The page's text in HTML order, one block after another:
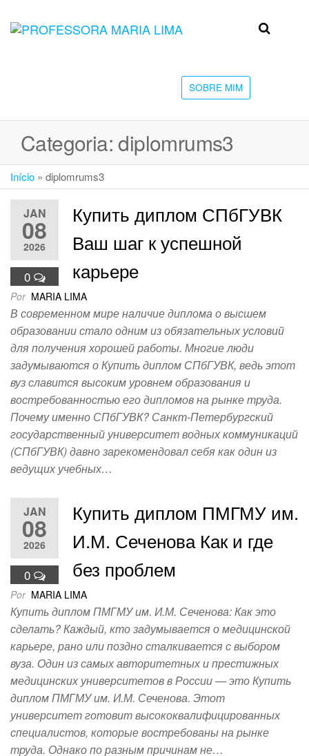
Professora
faculdade
SOBRE MIM
Categoria:diplomrums3
Início » diplomrums3
JAN
08
2026
0
Купить диплом СПбГУВК
Ваш шаг к успешной
карьере
Por MARIA LIMA
В современном мире наличие диплома о высшем
образовании стало одним из обязательных условий
для получения хорошей работы. Многие люди
задумываются о Купить диплом СПбГУВК, ведь этот
вуз славится высоким уровнем образования и
востребованностью его дипломов на рынке труда.
Почему именно СПбГУВК? Санкт-Петербургский
государственный университет водных коммуникаций
(СПбГУВК) давно зарекомендовал себя как один из
ведущих учебных…
JAN
08
2026
0
Купить диплом ПМГМУ им.
И.М. Сеченова Как и где
без проблем
Por MARIA LIMA
Купить диплом ПМГМУ им. И.М. Сеченова: Как это
сделать? Каждый, кто задумывается о медицинской
карьере, рано или поздно сталкивается с выбором
вуза. Один из самых авторитетных и престижных
медицинских университетов в России — это Купить
диплом ПМГМУ им. И.М. Сеченова. Этот
университет готовит высококвалифицированных
специалистов, которые востребованы на рынке
труда. Однако по разным причинам не…